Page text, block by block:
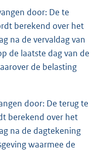
door: De te
berekend over het
na de vervaldag van
de laatste dag van de
de belasting
door: De terug te
berekend over het
na de dagtekening
waarmee de